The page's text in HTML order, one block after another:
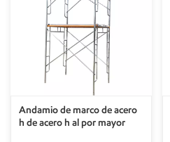
Andamio de marco de acero
h de acero h al por mayor